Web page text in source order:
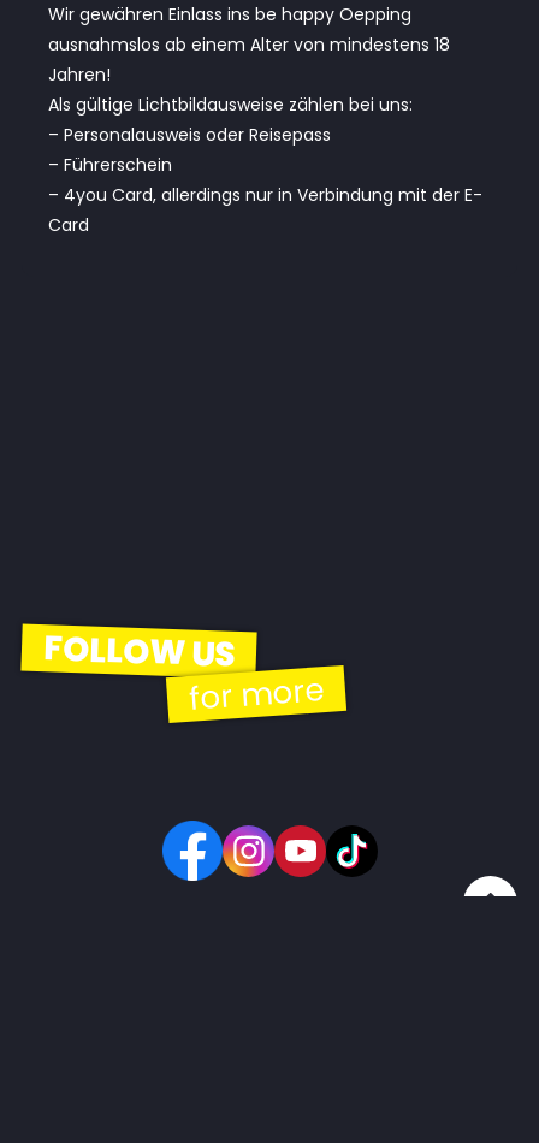
Wir gewähren Einlass ins be happy Oepping
ausnahmslos ab einem Alter von mindestens 18
Jahren!
Als gültige Lichtbildausweise zählen bei uns:
– Personalausweis oder Reisepass
– Führerschein
– 4you Card, allerdings nur in Verbindung mit der E-
Card
FOLLOW US
for more